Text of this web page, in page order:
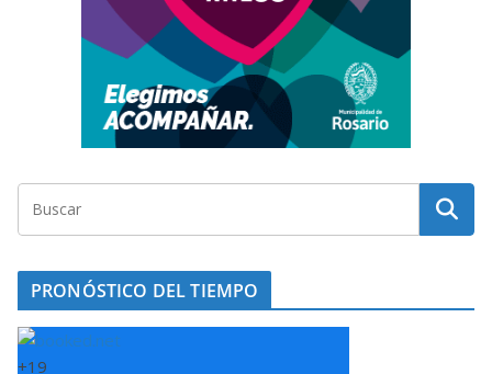
PRONÓSTICO DEL TIEMPO
+19